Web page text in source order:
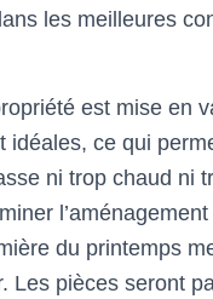
les meilleures
est mise en
ce qui
ni trop chaud ni
du printemps
pièces seront